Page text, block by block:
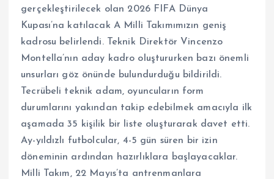
gerçekleştirilecek olan 2026 FIFA Dünya
Kupası’na katılacak A Milli Takımımızın geniş
kadrosu belirlendi. Teknik Direktör Vincenzo
Montella’nın aday kadro oluştururken bazı önemli
unsurları göz önünde bulundurduğu bildirildi.
Tecrübeli teknik adam, oyuncuların form
durumlarını yakından takip edebilmek amacıyla ilk
aşamada 35 kişilik bir liste oluşturarak davet etti.
Ay-yıldızlı futbolcular, 4-5 gün süren bir izin
döneminin ardından hazırlıklara başlayacaklar.
Milli Takım, 22 Mayıs’ta antrenmanlara